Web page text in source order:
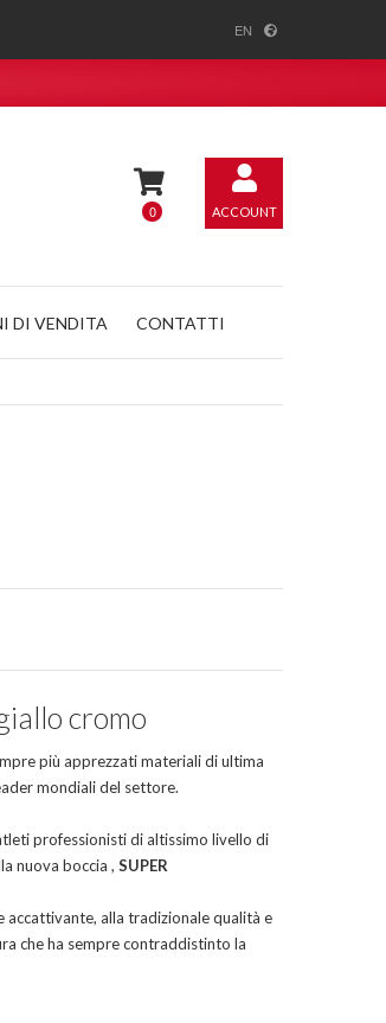
EN
0 ACCOUNT
DI VENDITA CONTATTI
cromo
più apprezzati materiali di ultima
mondiali del settore.
professionisti di altissimo livello di
nuova boccia , SUPER
accattivante, alla tradizionale qualità e
che ha sempre contraddistinto la